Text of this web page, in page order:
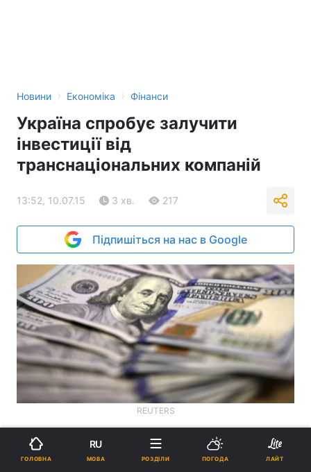
Новини › Економіка › Фінанси
Україна спробує залучити
інвестиції від
транснаціональних компаній
13:52, 10.07.15 3 хв. 217
Підпишіться на нас в Google
REUTERS
ГОЛОВНА
RU
МОВА РОЗДІЛИ ПОГОДА ЛАЙТ